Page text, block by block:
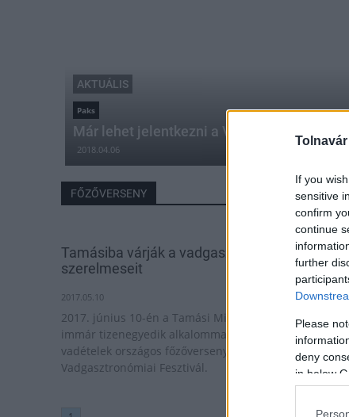
Tolnavár
If you
sensitive
confirm
continue
further
Please
deny
in below
AKTUÁLIS
Paks
Már lehet jelentkezni a Város napján
2018.04.06
FŐZŐVERSENY
Tamásiba várják a vadgasztronómia
szerelmeseit
2017.05.10
2017. június 10-én a Tamási Miklósvári Parkerdőben
immár tizenegyedik alkalommal kerül megrendezésre
vadételek országos főzőversenye: a Trófea
Vadgasztronómiai Fesztivál.